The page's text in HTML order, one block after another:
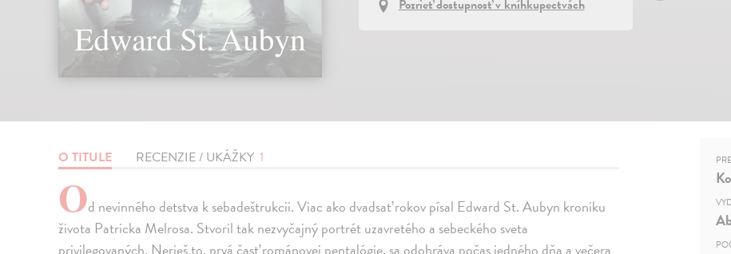
Pozrieť dostupnosť v kníhkupectvách
O TITULE RECENZIE / UKÁŽKY 1
Od nevinného detstva k sebadeštrukcii. Viac ako dvadsať rokov písal Edward St. Aubyn kroniku
života Patricka Melrosa. Stvoril tak nezvyčajný portrét uzavretého a sebeckého sveta
privilegovaných. Nerieš to, prvá časť románovej pentalógie, sa odohráva počas jedného dňa a večera